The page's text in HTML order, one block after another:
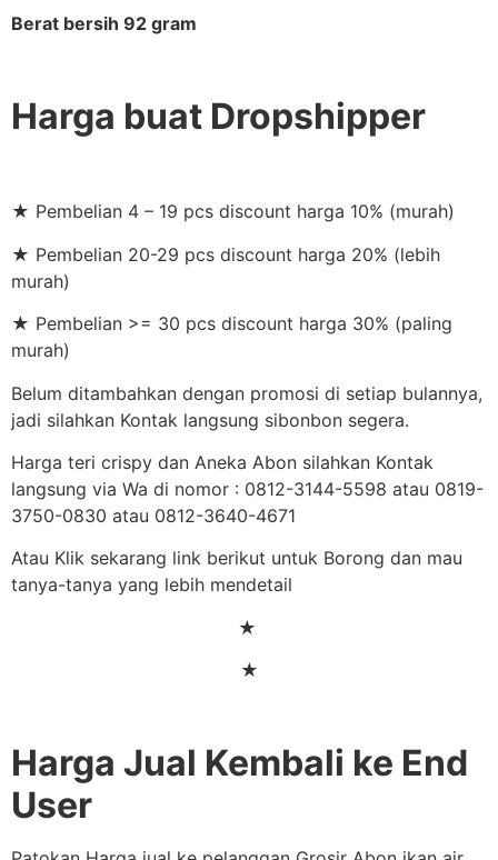
Berat bersih 92 gram
Harga buat Dropshipper
★ Pembelian 4 – 19 pcs discount harga 10% (murah)
★ Pembelian 20-29 pcs discount harga 20% (lebih
murah)
★ Pembelian >= 30 pcs discount harga 30% (paling
murah)
Belum ditambahkan dengan promosi di setiap bulannya,
jadi silahkan Kontak langsung sibonbon segera.
Harga teri crispy dan Aneka Abon silahkan Kontak
langsung via Wa di nomor : 0812-3144-5598 atau 0819-
3750-0830 atau 0812-3640-4671
Atau Klik sekarang link berikut untuk Borong dan mau
tanya-tanya yang lebih mendetail
★
★
Harga Jual Kembali ke End
User